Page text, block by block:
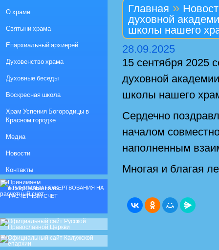
Главная »
духовной
школы нашего
28.09.2025
15 сентября 2025
духовной
школы нашего
Сердечно
началом
наполненным
Многая и благая
О храме
Святыни храма
Епархиальный архиерей
Духовенство храма
Духовные беседы
Воскресная школа
Храм Успения Богородицы в
Красном городке
Медиа
Новости
Контакты
ПРИНИМАЕМ ПОЖЕРТВОВАНИЯ НА
РАСЧЕТНЫЙ СЧЕТ